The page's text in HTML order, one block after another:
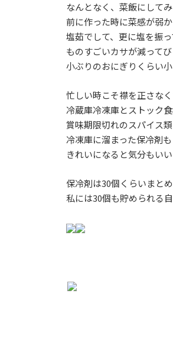
なんとなく、菜飯にしてみ
前に作った時に菜感が弱
塩茹でして、更に塩を振
ものすごいカサが減ってび
小ぶりのおにぎりくらい小
忙しい時こそ襟を正さなく
冷蔵庫冷凍庫とストック
賞味期限切れのスパイス類
冷凍庫に溜まった保冷剤
きれいになると気分もい
保冷剤は30個くらいまと
私には30個も貯められる